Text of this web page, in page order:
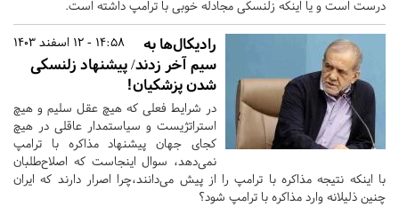
درست است و یا اینکه زلنسکی مجادله خوبی با ترامپ داشته است.
14:58 - 12 اسفند 1403
رادیکال‌ها به
سیم آخر زدند/ پیشنهاد زلنسکی
شدن پزشکیان!
در شرایط فعلی که هیچ عقل سلیم و هیچ
استراتژیست و سیاستمدار عاقلی در هیچ
کجای جهان پیشنهاد مذاکره با ترامپ
نمی‌دهد، سوال اینجاست که اصلاح‌طلبان
با اینکه نتیجه مذاکره با ترامپ را از پیش می‌دانند،چرا اصرار دارند که ایران
چنین ذلیلانه وارد مذاکره با ترامپ شود؟